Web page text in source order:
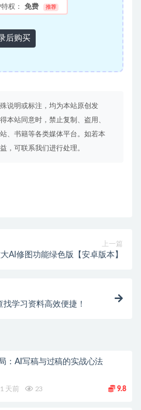
权： 免费 推荐
后购买
说明或标注，均为本站原创发
本站同意时，禁止复制、盗用、
、书籍等各类媒体平台。如若本
，可联系我们进行处理。
上一篇
AI修图功能绿色版【安卓版本】
学习资料高效便捷！
：AI写稿与过稿的实战心法
1 天前 23 9.8